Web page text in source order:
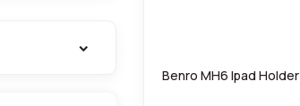
Benro MH6 Ipad Holder